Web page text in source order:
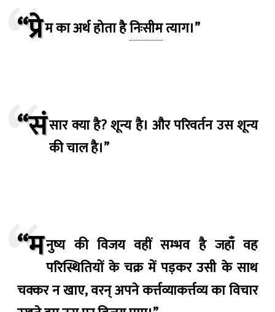
“प्रेम का अर्थ होता हैनिःसीमत्याग।”
“संसार क्या है? शून्य है। और परिवर्तन उस शून्य
की चाल है।”
“मनुष्य की विजय वहीं सम्भव है जहाँ वह
परिस्थितियों के चक्र में पड़कर उसी के साथ
चक्कर न खाए, वरन् अपने कर्त्तव्याकर्त्तव्य का विचार